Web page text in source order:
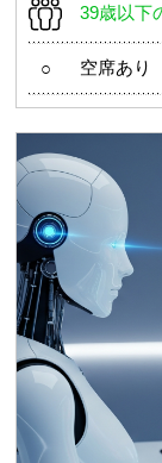
39歳以下
○ 空席あり